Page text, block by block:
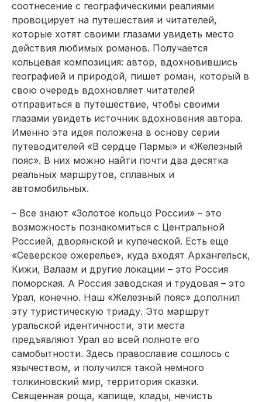
соотнесение с географическими реалиями
провоцирует на путешествия и читателей,
которые хотят своими глазами увидеть место
действия любимых романов. Получается
кольцевая композиция: автор, вдохновившись
географией и природой, пишет роман, который в
свою очередь вдохновляет читателей
отправиться в путешествие, чтобы своими
глазами увидеть источник вдохновения автора.
Именно эта идея положена в основу серии
путеводителей «В сердце Пармы» и «Железный
пояс». В них можно найти почти два десятка
реальных маршрутов, сплавных и
автомобильных.
– Все знают «Золотое кольцо России» – это
возможность познакомиться с Центральной
Россией, дворянской и купеческой. Есть еще
«Северское ожерелье», куда входят Архангельск,
Кижи, Валаам и другие локации – это Россия
поморская. А Россия заводская и трудовая – это
Урал, конечно. Наш «Железный пояс» дополнил
эту туристическую триаду. Это маршрут
уральской идентичности, эти места
предъявляют Урал во всей полноте его
самобытности. Здесь православие сошлось с
язычеством, и получился такой немного
толкиновский мир, территория сказки.
Священная роща, капище, клады, нечисть